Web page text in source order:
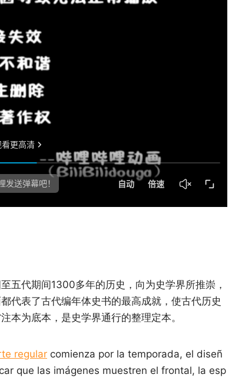
五代期间1300多年的历史，向为史学界所推崇，
代表了古代编年体史书的最高成就，使古代历史
本为底本，是史学界通行的整理定本。
regular comienza por la temporada, el diseñ
que las imágenes muestren el frontal, la esp